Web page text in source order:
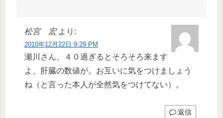
松宮 宏 より:
2010年12月22日 9:29 PM
瀬川さん、４０過ぎるとそろそろ来ます
よ、肝臓の数値が。お互いに気をつけましょう
ね（と言った本人が全然気をつけてない）。
返信